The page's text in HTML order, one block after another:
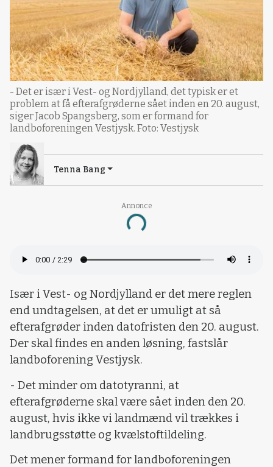
Annonce
Loading...
- Det er især i Vest- og Nordjylland, det typisk er et
problem at få efterafgrøderne sået inden en 20. august,
siger Jacob Spangsberg, som er formand for
landboforeningen Vestjysk. Foto: Vestjysk
Tenna Bang
Især i Vest- og Nordjylland er det mere reglen
end undtagelsen, at det er umuligt at så
efterafgrøder inden datofristen den 20. august.
Der skal findes en anden løsning, fastslår
landboforening Vestjysk.
- Det minder om datotyranni, at
efterafgrøderne skal være sået inden den 20.
august, hvis ikke vi landmænd vil trækkes i
landbrugsstøtte og kvælstoftildeling.
Det mener formand for landboforeningen